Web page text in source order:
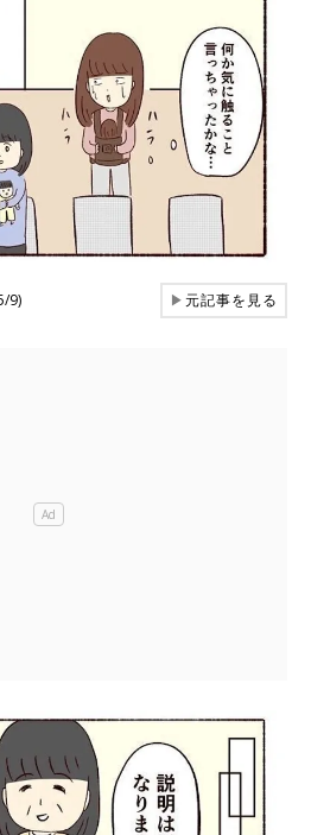
9) ▶元記事を見る